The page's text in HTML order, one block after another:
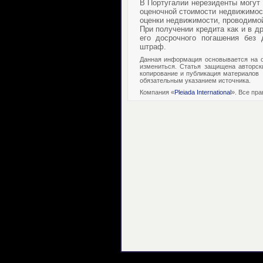
В Португалии нерезиденты
оценочной стоимости
оценки недвижимости,
При получении кредита как и в
его досрочного погашения
штраф.
Данная информация основывается на
измениться. Статья защищена
копирование и публикация материалов
обязательным указанием источника.
Компания «Pleiada International». Все